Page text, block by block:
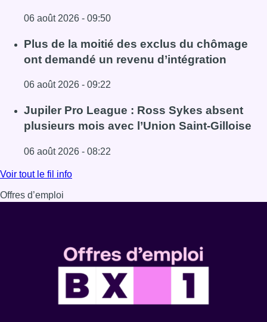
06 août 2026 - 09:50
Lire l'article L’inflation plus élevée en Belgique que dans
Plus de la moitié des exclus du chômage
ont demandé un revenu d’intégration
06 août 2026 - 09:22
Lire l'article Plus de la moitié des exclus du chômage ont
Jupiler Pro League : Ross Sykes absent
plusieurs mois avec l’Union Saint-Gilloise
06 août 2026 - 08:22
Lire l'article Jupiler Pro League : Ross Sykes absent
Voir tout le fil info
Offres d’emploi